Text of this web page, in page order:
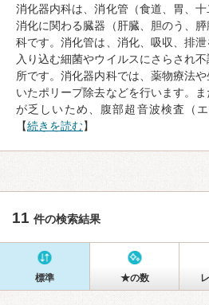
消化器内科は、消化管（食道、胃、十
消化に関わる臓器（肝臓、胆のう、
科です。消化管は、消化、吸収、排
入り込む細菌やウイルスにさらされ
所です。消化器内科では、薬物療法
いたポリープ除去などを行います。
が乏しいため、腹部超音波検査（
【続きを読む】
11 件の検索結果
標準 ★の数